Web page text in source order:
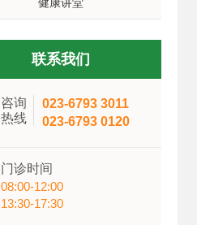
联系我们
咨询
热线
023-6793 3011
023-6793 0120
门诊时间
08:00-12:00
13:30-17:30